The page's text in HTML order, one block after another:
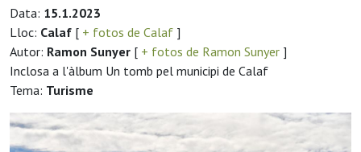
Data: 15.1.2023
Lloc: Calaf [ + fotos de Calaf ]
Autor: Ramon Sunyer [ + fotos de Ramon Sunyer ]
Inclosa a l'àlbum Un tomb pel municipi de Calaf
Tema: Turisme